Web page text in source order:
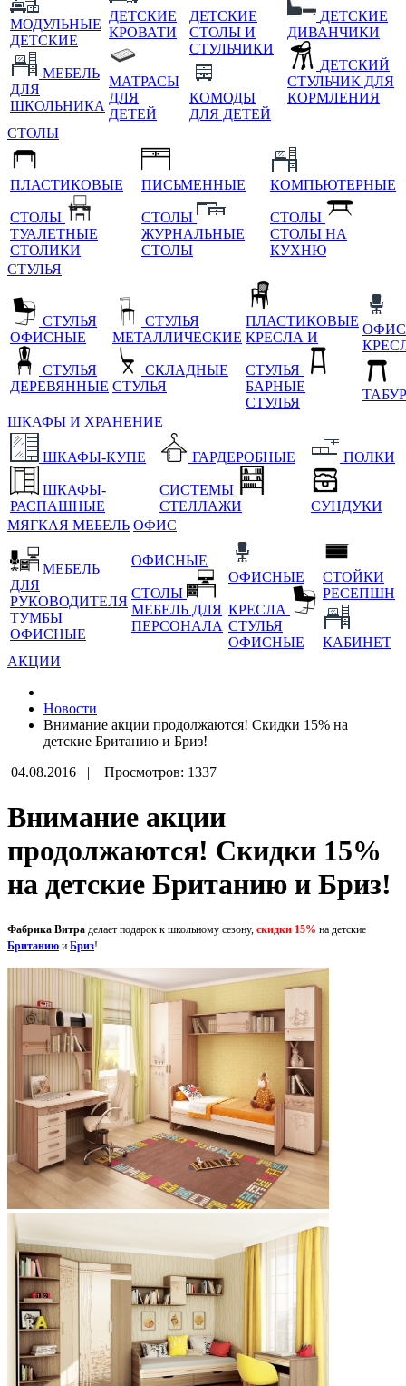
МОДУЛЬНЫЕ
ДЕТСКИЕ
МЕБЕЛЬ
ДЛЯ
ШКОЛЬНИКА
ДЕТСКИЕ
КРОВАТИ
МАТРАСЫ
ДЛЯ
ДЕТЕЙ
ДЕТСКИЕ
СТОЛЫ И
СТУЛЬЧИКИ
КОМОДЫ
ДЛЯ ДЕТЕЙ
ДЕТСКИЕ
ДИВАНЧИКИ
ДЕТСКИЙ
СТУЛЬЧИК ДЛЯ
КОРМЛЕНИЯ
СТОЛЫ
ПЛАСТИКОВЫЕ
СТОЛЫ
ТУАЛЕТНЫЕ
СТОЛИКИ
ПИСЬМЕННЫЕ
СТОЛЫ
ЖУРНАЛЬНЫЕ
СТОЛЫ
КОМПЬЮТЕРНЫЕ
СТОЛЫ
СТОЛЫ НА
КУХНЮ
СТУЛЬЯ
СТУЛЬЯ
ОФИСНЫЕ
СТУЛЬЯ
ДЕРЕВЯННЫЕ
СТУЛЬЯ
МЕТАЛЛИЧЕСКИЕ
СКЛАДНЫЕ
СТУЛЬЯ
ПЛАСТИКОВЫЕ
КРЕСЛА И
СТУЛЬЯ
БАРНЫЕ
СТУЛЬЯ
ШКАФЫ И ХРАНЕНИЕ
ШКАФЫ-КУПЕ
ШКАФЫ-
РАСПАШНЫЕ
ГАРДЕРОБНЫЕ
СИСТЕМЫ
СТЕЛЛАЖИ
ПОЛКИ
СУНДУКИ
МЯГКАЯ МЕБЕЛЬ ОФИС
МЕБЕЛЬ
ДЛЯ
РУКОВОДИТЕЛЯ
ТУМБЫ
ОФИСНЫЕ
ОФИСНЫЕ
СТОЛЫ
МЕБЕЛЬ ДЛЯ
ПЕРСОНАЛА
ОФИСНЫЕ
КРЕСЛА
СТУЛЬЯ
ОФИСНЫЕ
СТОЙКИ
РЕСЕПШН
КАБИНЕТ
АКЦИИ
Новости
Внимание акции продолжаются! Скидки 15% на
детские Британию и Бриз!
04.08.2016 |
Просмотров: 1337
Внимание акции
продолжаются! Скидки 15%
на детские Британию и Бриз!
Фабрика Витра делает подарок к школьному сезону, скидки 15% на детские
Британию и Бриз!